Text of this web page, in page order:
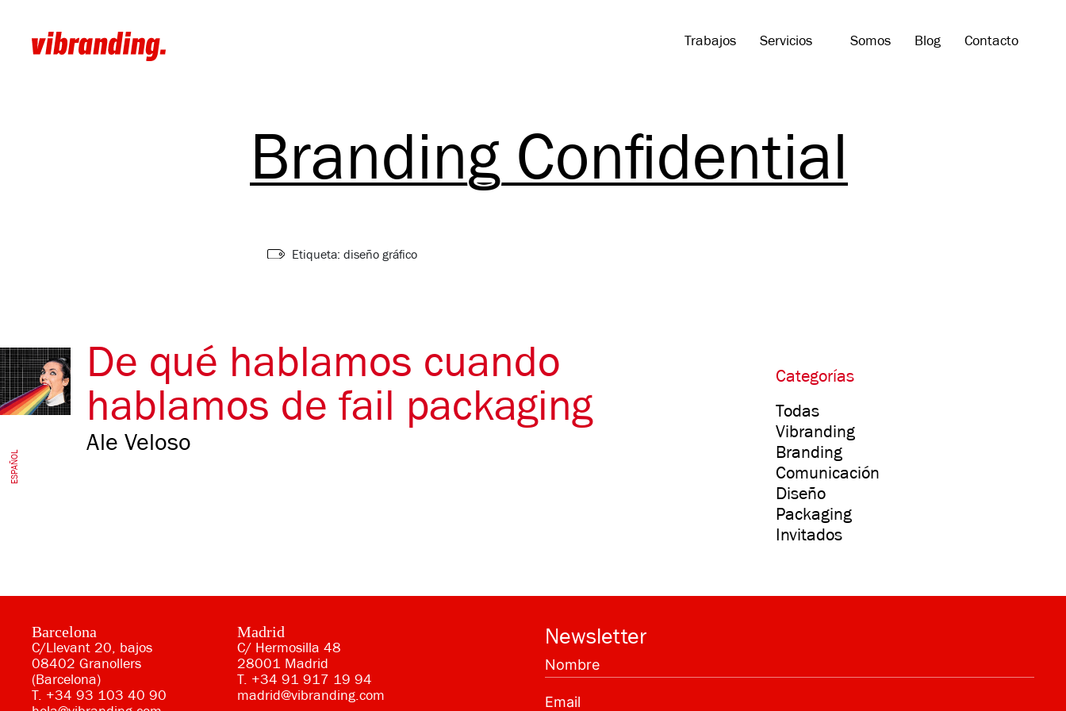
Trabajos Servicios Somos Blog Contacto
Branding Confidential
Etiqueta: diseño gráfico
De qué hablamos cuando
hablamos de fail packaging
Ale Veloso
Categorías
Todas
Vibranding
Branding
Comunicación
Diseño
Packaging
Invitados
Barcelona
C/Llevant 20, bajos
08402 Granollers
(Barcelona)
T. +34 93 103 40 90
Madrid
C/ Hermosilla 48
28001 Madrid
T. +34 91 917 19 94
madrid@vibranding.com
Newsletter
ESPAÑOL